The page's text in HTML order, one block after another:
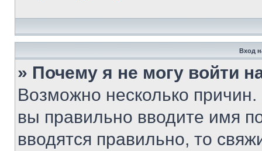
Вход
» Почему я не могу войти
Возможно несколько
вы правильно вводите имя
вводятся правильно, то